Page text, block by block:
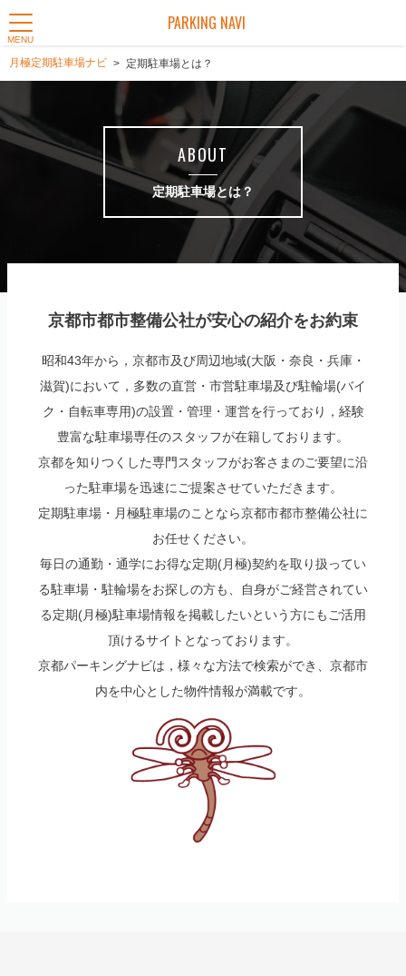
MENU
PARKING NAVI
月極定期駐車場ナビ 定期駐車場とは？
ABOUT
定期駐車場とは？
京都市都市整備公社が安心の紹介をお約束
昭和43年から，京都市及び周辺地域(大阪・奈良・兵庫・
滋賀)において，多数の直営・市営駐車場及び駐輪場(バイ
ク・自転車専用)の設置・管理・運営を行っており，経験
豊富な駐車場専任のスタッフが在籍しております。
京都を知りつくした専門スタッフがお客さまのご要望に沿
った駐車場を迅速にご提案させていただきます。
定期駐車場・月極駐車場のことなら京都市都市整備公社に
お任せください。
毎日の通勤・通学にお得な定期(月極)契約を取り扱ってい
る駐車場・駐輪場をお探しの方も、自身がご経営されてい
る定期(月極)駐車場情報を掲載したいという方にもご活用
頂けるサイトとなっております。
京都パーキングナビは，様々な方法で検索ができ、京都市
内を中心とした物件情報が満載です。